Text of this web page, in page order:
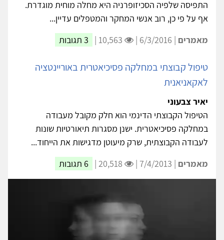
התפיסה שלפיה הסכיזופרניה היא מחלה מוחית מוגדרת.
אף על פי כן, רוב אנשי המחקר והמטפלים עדיין...
מאמרים | 6/3/2016 | 3 תגובות
טיפול קבוצתי במחלקה פסיכיאטרית באוריינטציה
לאקאניאנית
יאיר צבעוני
הטיפול הקבוצתי הדינמי הוא חלק מקובל מעבודה
במחלקה פסיכיאטרית. ישנן מסגרות תיאורטיות שונות
לעבודה הקבוצתית, שרק מיעוטן מדגישות את הייחוד...
מאמרים | 7/4/2013 | 6 תגובות